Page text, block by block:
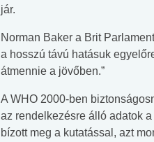
jár.
Norman Baker a Brit
a hosszú távú hatásuk
átmennie a jövőben.”
A WHO 2000-ben
az rendelkezésre álló adatok
bízott meg a kutatással, azt